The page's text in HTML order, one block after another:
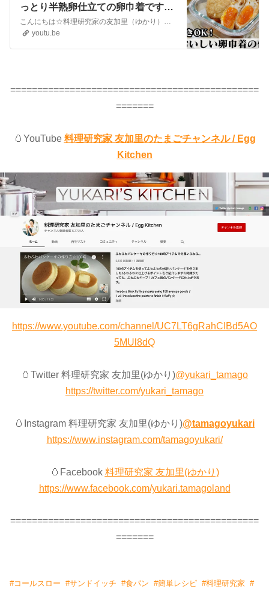
っとり半熟卵仕立ての卵巾着です♪
お弁当のおかずやおつまみにもピッ
タリ☆-How to make Egg purse-
【料理研究家ゆかり】【たまごソム
youtu.be
==============================================
=======
🥚YouTube 料理研究家 友加里のたまごチャンネル / Egg
Kitchen
https://www.youtube.com/channel/UC7LT6gRahCIBd5AO
5MUl8dQ
🥚Twitter 料理研究家 友加里(ゆかり)@yukari_tamago
https://twitter.com/yukari_tamago
🥚Instagram 料理研究家 友加里(ゆかり)@tamagoyukari
https://www.instagram.com/tamagoyukari/
🥚Facebook 料理研究家 友加里(ゆかり)
https://www.facebook.com/yukari.tamagoland
==============================================
=======
#コールスロー #サンドイッチ #食パン #簡単レシピ #料理研究家 #